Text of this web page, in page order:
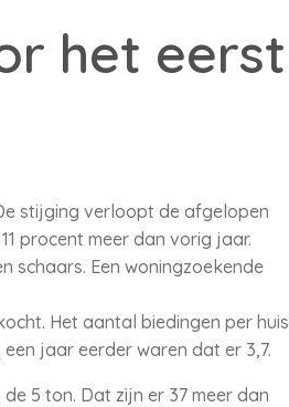
het eerst
stijging verloopt de afgelopen
procent meer dan vorig jaar.
schaars. Een woningzoekende
Het aantal biedingen per huis
jaar eerder waren dat er 3,7.
5 ton. Dat zijn er 37 meer dan